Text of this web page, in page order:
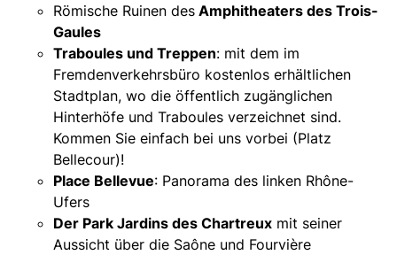
Römische Ruinen des Amphitheaters des Trois-
Gaules
Traboules und Treppen: mit dem im
Fremdenverkehrsbüro kostenlos erhältlichen
Stadtplan, wo die öffentlich zugänglichen
Hinterhöfe und Traboules verzeichnet sind.
Kommen Sie einfach bei uns vorbei (Platz
Bellecour)!
Place Bellevue: Panorama des linken Rhône-
Ufers
Der Park Jardins des Chartreux mit seiner
Aussicht über die Saône und Fourvière